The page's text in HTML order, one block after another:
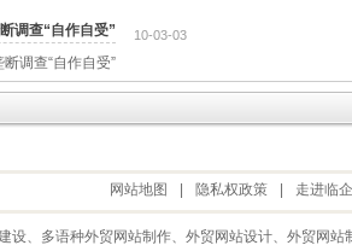
调查“自作自受” 10-03-03
调查“自作自受”
网站地图 隐私权政策 走进临企
设、多语种外贸网站制作、 外贸网站设计、 外贸网站